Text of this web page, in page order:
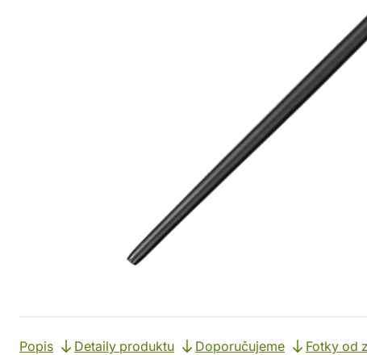
Popis Detaily produktu Doporučujeme Fotky od